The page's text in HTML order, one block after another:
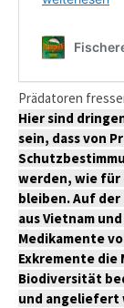
Prädatoren
Hier sind
sein, dass von
werden, wie für
bleiben. Auf
aus Vietnam
Medikamente
Exkremente die
Biodiversität
und angeliefert